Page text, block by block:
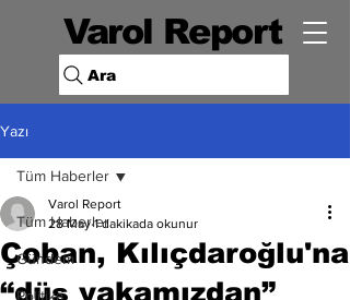
Varol Report
Ara
Yazı
Tüm Haberler
Gündem
Politika
Tüm Haberler
Çoban, Kılıçdaroğlu'na
“düş yakamızdan”
Varol Report
28 May 1 dakikada okunur